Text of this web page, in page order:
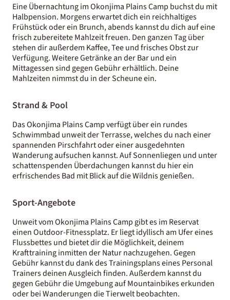
Eine Übernachtung im Okonjima Plains Camp buchst du mit
Halbpension. Morgens erwartet dich ein reichhaltiges
Frühstück oder ein Brunch, abends kannst du dich auf eine
frisch zubereitete Mahlzeit freuen. Den ganzen Tag über
stehen dir außerdem Kaffee, Tee und frisches Obst zur
Verfügung. Weitere Getränke an der Bar und ein
Mittagessen sind gegen Gebühr erhältlich. Deine
Mahlzeiten nimmst du in der Scheune ein.
Strand & Pool
Das Okonjima Plains Camp verfügt über ein rundes
Schwimmbad unweit der Terrasse, welches du nach einer
spannenden Pirschfahrt oder einer ausgedehnten
Wanderung aufsuchen kannst. Auf Sonnenliegen und unter
schattenspenden Überdachungen kannst du hier ein
erfrischendes Bad mit Blick auf die Wildnis genießen.
Sport-Angebote
Unweit vom Okonjima Plains Camp gibt es im Reservat
einen Outdoor-Fitnessplatz. Er liegt idyllisch am Ufer eines
Flussbettes und bietet dir die Möglichkeit, deinem
Krafttraining inmitten der Natur nachzugehen. Gegen
Gebühr kannst du dank des Trainingsplans eines Personal
Trainers deinen Ausgleich finden. Außerdem kannst du
gegen Gebühr die Umgebung auf Mountainbikes erkunden
oder bei Wanderungen die Tierwelt beobachten.